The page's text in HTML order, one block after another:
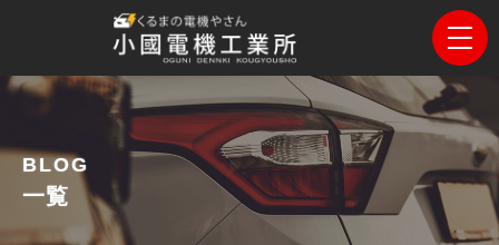
BLOG
一覧